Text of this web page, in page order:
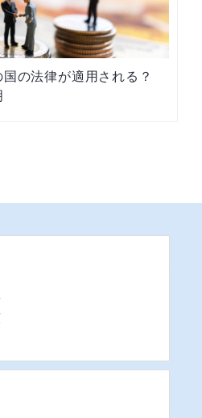
の法律が適用される？